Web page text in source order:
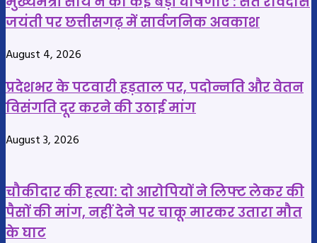
इंतजार
बना
मौत
खबर
निधन,
किडनी
और
गर्भाशय
की
गंभीर
बीमारी
से
थी
जयंती पर छत्तीसगढ़ में सार्वजनिक अवकाश
August 4, 2026
प्रदेशभर के पटवारी हड़ताल पर, पदोन्नति और वेतन
विसंगति दूर करने की उठाई मांग
August 3, 2026
चौकीदार की हत्या: दो आरोपियों ने लिफ्ट लेकर की
पैसों की मांग, नहीं देने पर चाकू मारकर उतारा मौत
के घाट